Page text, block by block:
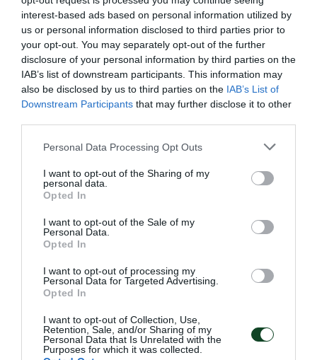
interest-based ads based on personal information utilized by
us or personal information disclosed to third parties prior to
your opt-out. You may separately opt-out of the further
disclosure of your personal information by third parties on the
IAB’s list of downstream participants. This information may
also be disclosed by us to third parties on the IAB’s List of
Downstream Participants that may further disclose it to other
Please note that this website/app uses one or more Google
not limited to your visit or usage behaviour. You may click to
grant or deny consent to Google and its third-party tags to
use your data for below specified purposes in below Google
consent section.
Personal Data Processing Opt Outs
I want to opt-out of the Sharing of my
personal data.
Opted In
I want to opt-out of the Sale of my
Personal Data.
Opted In
I want to opt-out of processing my
Personal Data for Targeted Advertising.
Opted In
I want to opt-out of Collection, Use,
Retention, Sale, and/or Sharing of my
Personal Data that Is Unrelated with the
Purposes for which it was collected.
οποία κατέλαβε την ένατη θέση στη σπάθη γυναικών, στο
Ευρωπαϊκό Πρωτάθλημα Ξιφασκίας που διεξάγεται στο
Αντονί της Γαλλίας.
16.06.2026 ΞΙΦΑΣΚΙΑ
Πρωταθλήτρια η Καλλιόπη
Ιωαννίδου στο πρωτάθλημα
βετεράνων
Η Καλλιόπη Ιωαννίδου κατέκτησε το χρυσό μετάλλιο στο